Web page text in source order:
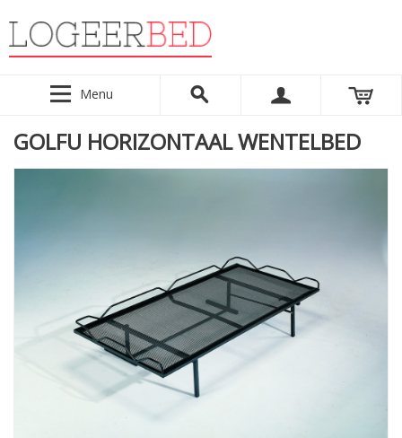
Menu
GOLFU HORIZONTAAL WENTELBED